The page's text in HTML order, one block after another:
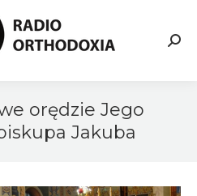
orędzie Jego
Jakuba